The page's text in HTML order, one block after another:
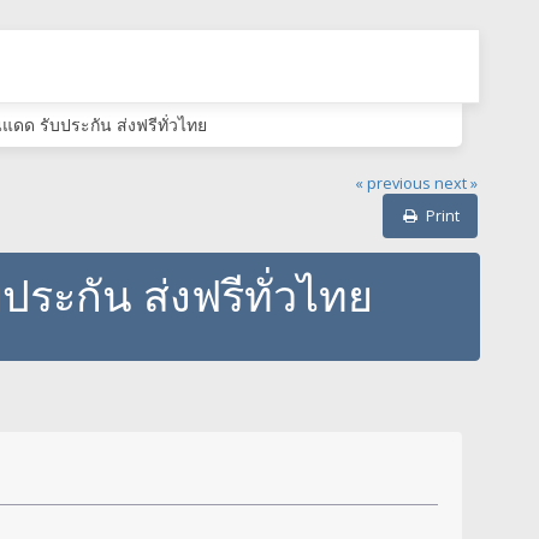
ดด รับประกัน ส่งฟรีทั่วไทย
« previous next »
Print
ระกัน ส่งฟรีทั่วไทย